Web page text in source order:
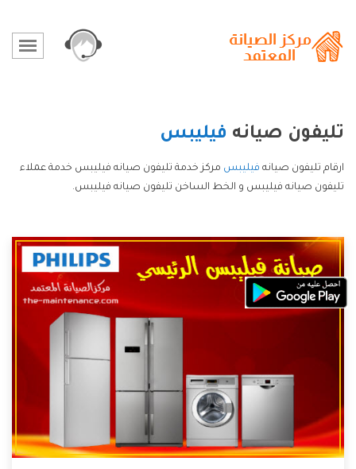
تليفون صيانه فيليبس
ارقام تليفون صيانه فيليبس مركز خدمة تليفون صيانه فيليبس خدمة عملاء
تليفون صيانه فيليبس و الخط الساخن تليفون صيانه فيليبس.